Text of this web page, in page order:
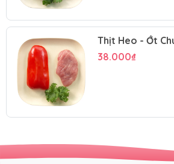
Thịt Heo - Ớt
38.000₫